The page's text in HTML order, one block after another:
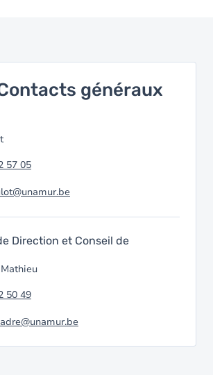
généraux
57 05
Direction et Conseil de
50 49